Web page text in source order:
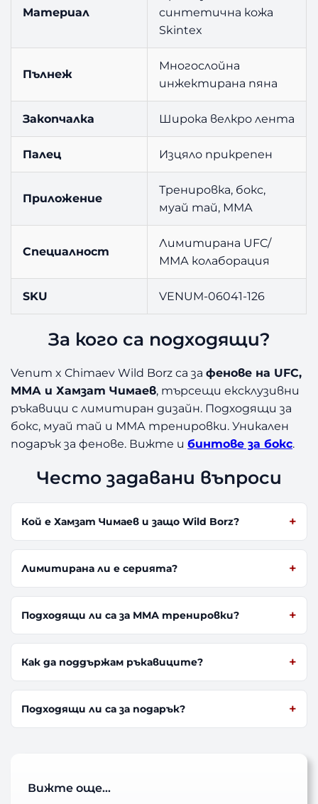
Материал
синтетична кожа
Skintex
Пълнеж
Многослойна
инжектирана пяна
Закопчалка Широка велкро лента
Палец Изцяло прикрепен
Приложение
Тренировка, бокс,
муай тай, ММА
Специалност
Лимитирана UFC/
ММА колаборация
SKU VENUM-06041-126
За кого са подходящи?
Venum x Chimaev Wild Borz са зафенове на UFC,
ММА и Хамзат Чимаев, търсещи ексклузивни
ръкавици с лимитиран дизайн. Подходящи за
бокс, муай тай и ММА тренировки. Уникален
подарък за фенове. Вижте ибинтове за бокс.
Често задавани въпроси
Кой е Хамзат Чимаев и защо Wild Borz?
Лимитирана ли е серията?
Подходящи ли са за ММА тренировки?
Как да поддържам ръкавиците?
Подходящи ли са за подарък?
Вижте още…